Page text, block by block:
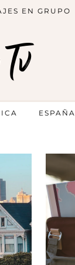
EN GRUPO
ESPAÑA